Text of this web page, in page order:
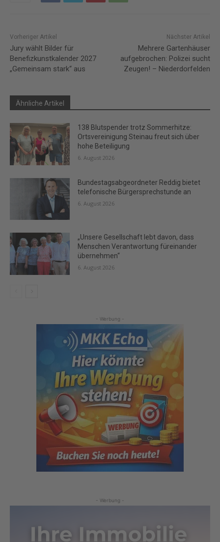
Vorheriger Artikel
Jury wählt Bilder für
Benefizkunstkalender 2027
„Gemeinsam stark“ aus
Nächster Artikel
Mehrere Gartenhäuser
aufgebrochen: Polizei sucht
Zeugen! – Niederdorfelden
Ähnliche Artikel
138 Blutspender trotz Sommerhitze:
Ortsvereinigung Steinau freut sich über
hohe Beteiligung
6. August 2026
Bundestagsabgeordneter Reddig bietet
telefonische Bürgersprechstunde an
6. August 2026
„Unsere Gesellschaft lebt davon, dass
Menschen Verantwortung füreinander
übernehmen“
6. August 2026
- Werbung -
- Werbung -